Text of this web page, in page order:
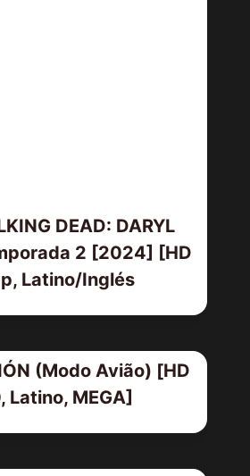
DEAD: DARYL
2 [2024] [HD
Latino/Inglés
(Modo Avião) [HD
Latino, MEGA]